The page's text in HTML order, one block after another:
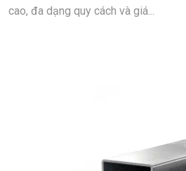
cao, đa dạng quy cách và giá...